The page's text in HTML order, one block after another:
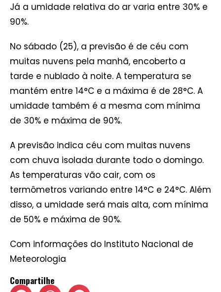
Já a umidade relativa do ar varia entre 30% e
90%.
No sábado (25), a previsão é de céu com
muitas nuvens pela manhã, encoberto a
tarde e nublado à noite. A temperatura se
mantém entre 14°C e a máxima é de 28°C. A
umidade também é a mesma com mínima
de 30% e máxima de 90%.
A previsão indica céu com muitas nuvens
com chuva isolada durante todo o domingo.
As temperaturas vão cair, com os
termômetros variando entre 14°C e 24°C. Além
disso, a umidade será mais alta, com mínima
de 50% e máxima de 90%.
Com informações do Instituto Nacional de
Meteorologia
Compartilhe